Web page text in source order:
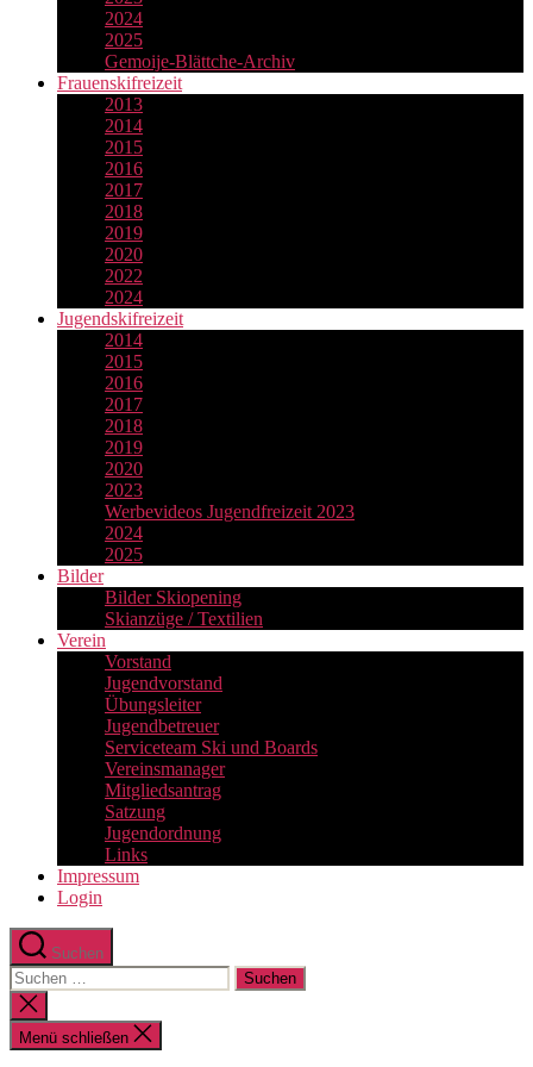
2024
2025
Gemoije-Blättche-Archiv
Frauenskifreizeit
2013
2014
2015
2016
2017
2018
2019
2020
2022
2024
Jugendskifreizeit
2014
2015
2016
2017
2018
2019
2020
2023
Werbevideos Jugendfreizeit 2023
2024
2025
Bilder
Bilder Skiopening
Skianzüge / Textilien
Verein
Vorstand
Jugendvorstand
Übungsleiter
Jugendbetreuer
Serviceteam Ski und Boards
Vereinsmanager
Mitgliedsantrag
Satzung
Jugendordnung
Links
Impressum
Login
Suchen
Suchen
nach:
Suche
schließen
Menü schließen